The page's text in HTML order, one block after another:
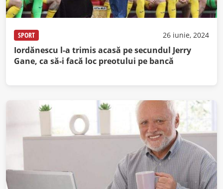
SPORT 26 iunie, 2024
Iordănescu l-a trimis acasă pe secundul Jerry
Gane, ca să-i facă loc preotului pe bancă